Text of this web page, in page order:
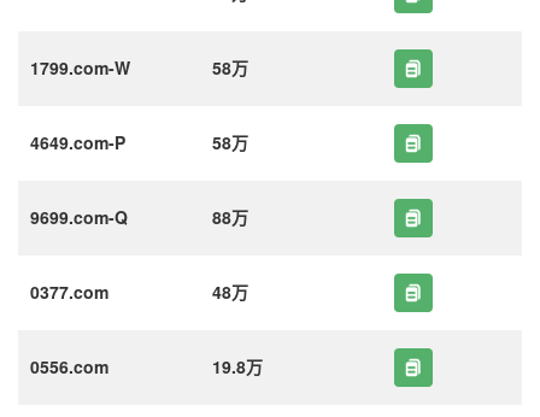
1799.com-W 58万
4649.com-P 58万
9699.com-Q 88万
0377.com 48万
0556.com 19.8万